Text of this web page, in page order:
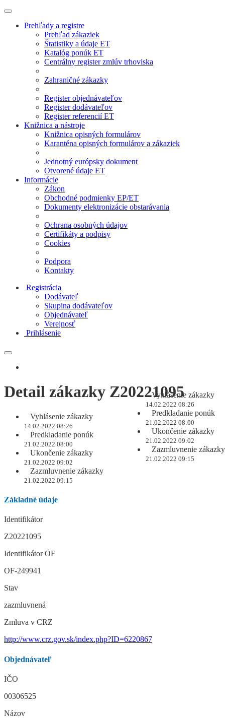
Prehľady a registre
Prehľad zákaziek
Štatistiky a údaje ET
Katalóg ponúk ET
Centrálny register zmlúv trhoviska
Zahraničné zákazky
Register objednávateľov
Register dodávateľov
Register referencií ET
Knižnica a nástroje
Knižnica opisných formulárov
Karanténa opisných formulárov a zákaziek
Jednotný európsky dokument
Otvorené údaje ET
Informácie
Zákon
Obchodné podmienky EP/ET
Dokumenty elektronizácie obstarávania
Ochrana osobných údajov
Certifikáty a podpisy
Cookies
Podpora
Kontakty
Registrácia
Dodávateľ
Skupina dodávateľov
Objednávateľ
Verejnosť
Prihlásenie
Vyhlásenie zákazky
14.02.2022 08:26
Predkladanie ponúk
21.02.2022 08:00
Ukončenie zákazky
21.02.2022 09:02
Zazmluvnenie zákazky
21.02.2022 09:15
Detail zákazky Z20221095
Vyhlásenie zákazky
14.02.2022 08:26
Predkladanie ponúk
21.02.2022 08:00
Ukončenie zákazky
21.02.2022 09:02
Zazmluvnenie zákazky
21.02.2022 09:15
Základné údaje
Identifikátor
Z20221095
Identifikátor OF
OF-249941
Stav
zazmluvnená
Zmluva v CRZ
http://www.crz.gov.sk/index.php?ID=6220867
Objednávateľ
IČO
00306525
Názov